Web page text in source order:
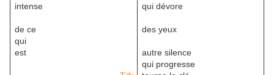
intense
de ce
qui
est
qui dévore
des yeux
autre silence
qui progresse